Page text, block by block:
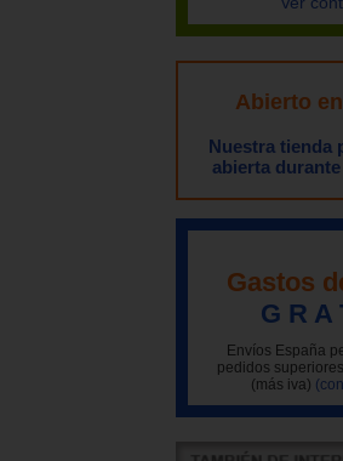
Abierto
Nuestra tienda
abierta
Gastos
G R A
Envíos España
pedidos
(más iva)